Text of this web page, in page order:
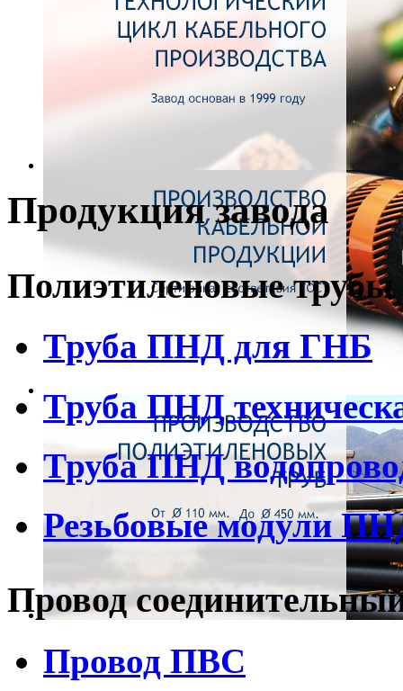
Продукция завода
Полиэтиленовые трубы
Труба ПНД для ГНБ
Труба ПНД
Труба ПНД
Резьбовые модули
Провод
Провод ПВС